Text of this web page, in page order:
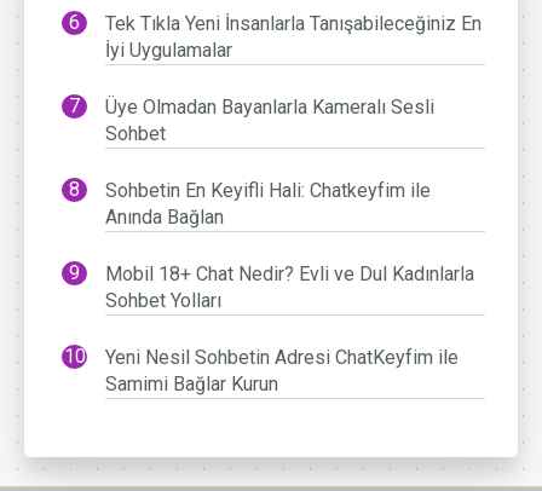
Tek Tıkla Yeni İnsanlarla Tanışabileceğiniz En
İyi Uygulamalar
Üye Olmadan Bayanlarla Kameralı Sesli
Sohbet
Sohbetin En Keyifli Hali: Chatkeyfim ile
Anında Bağlan
Mobil 18+ Chat Nedir? Evli ve Dul Kadınlarla
Sohbet Yolları
Yeni Nesil Sohbetin Adresi ChatKeyfim ile
Samimi Bağlar Kurun